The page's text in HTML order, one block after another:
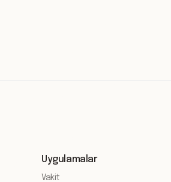
Uygulamalar
Vakit